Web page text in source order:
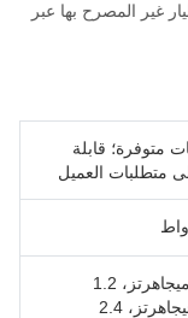
غير المصرح بها عبر
نطاقات متوفرة؛ قابلة
متطلبات العميل
900 ميجاهرتز، 1.2
جيجاهرتز، 1.5 جيجاهرتز، 2.4